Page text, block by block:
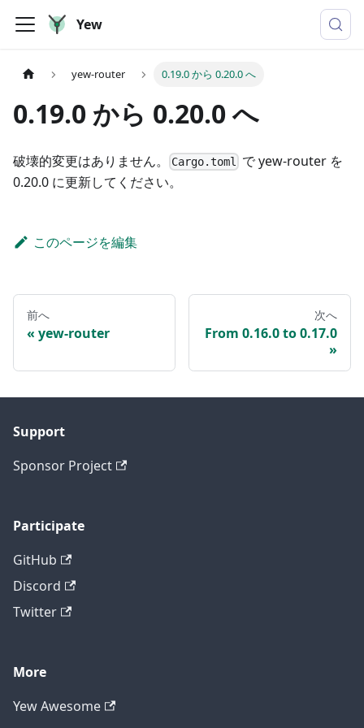
Yew
yew-router 0.19.0 から 0.20.0 へ
0.19.0 から 0.20.0 へ
破壊的変更はありません。 Cargo.toml で yew-router を
0.20.0 に更新してください。
このページを編集
前へ
yew-router
次へ
From 0.16.0 to 0.17.0
Support
Sponsor Project
Participate
GitHub
Discord
Twitter
More
Yew Awesome